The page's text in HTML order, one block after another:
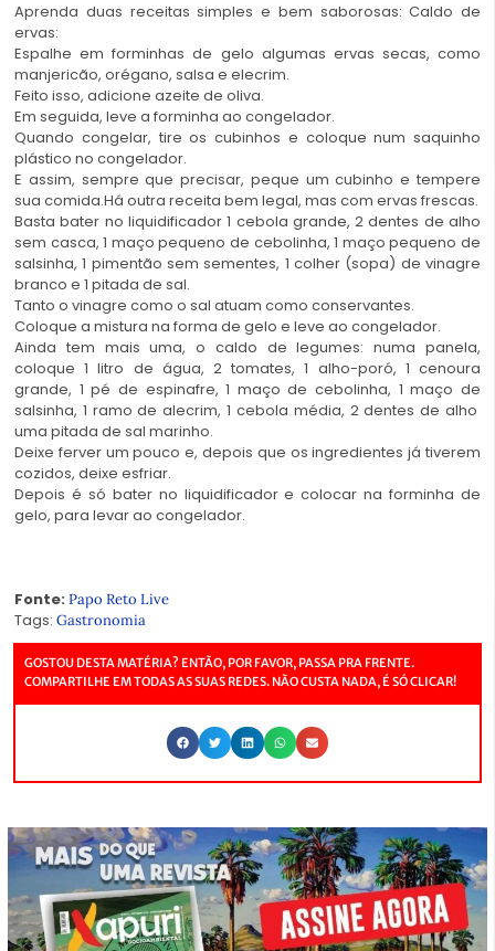
Aprenda duas receitas simples e bem saborosas: Caldo de
ervas:
Espalhe em forminhas de gelo algumas ervas secas, como
manjericão, orégano, salsa e elecrim.
Feito isso, adicione azeite de oliva.
Em seguida, leve a forminha ao congelador.
Quando congelar, tire os cubinhos e coloque num saquinho
plástico no congelador.
E assim, sempre que precisar, peque um cubinho e tempere
sua comida.Há outra receita bem legal, mas com ervas frescas.
Basta bater no liquidificador 1 cebola grande, 2 dentes de alho
sem casca, 1 maço pequeno de cebolinha, 1 maço pequeno de
salsinha, 1 pimentão sem sementes, 1 colher (sopa) de vinagre
branco e 1 pitada de sal.
Tanto o vinagre como o sal atuam como conservantes.
Coloque a mistura na forma de gelo e leve ao congelador.
Ainda tem mais uma, o caldo de legumes: numa panela,
coloque 1 litro de água, 2 tomates, 1 alho-poró, 1 cenoura
grande, 1 pé de espinafre, 1 maço de cebolinha, 1 maço de
salsinha, 1 ramo de alecrim, 1 cebola média, 2 dentes de alho
uma pitada de sal marinho.
Deixe ferver um pouco e, depois que os ingredientes já tiverem
cozidos, deixe esfriar.
Depois é só bater no liquidificador e colocar na forminha de
gelo, para levar ao congelador.
Fonte: Papo Reto Live
Tags: Gastronomia
GOSTOU DESTA MATÉRIA? ENTÃO, POR FAVOR, PASSA PRA FRENTE.
COMPARTILHE EM TODAS AS SUAS REDES. NÃO CUSTA NADA, É SÓ CLICAR!